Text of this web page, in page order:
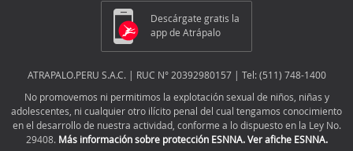
Descárgate gratis la
app de Atrápalo
ATRAPALO.PERU S.A.C. | RUC N° 20392980157 | Tel: (511) 748-1400
No promovemos ni permitimos la explotación sexual de niños, niñas y
adolescentes, ni cualquier otro ilícito penal del cual tengamos conocimiento
en el desarrollo de nuestra actividad, conforme a lo dispuesto en la Ley No.
29408. Más información sobre protección ESNNA. Ver afiche ESNNA.